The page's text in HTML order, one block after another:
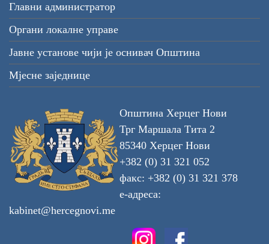
Главни администратор
Органи локалне управе
Јавне установе чији је оснивач Општина
Мјесне заједнице
Општина Херцег Нови
Трг Маршала Тита 2
85340 Херцег Нови
+382 (0) 31 321 052
факс: +382 (0) 31 321 378
е-адреса:
kabinet@hercegnovi.me